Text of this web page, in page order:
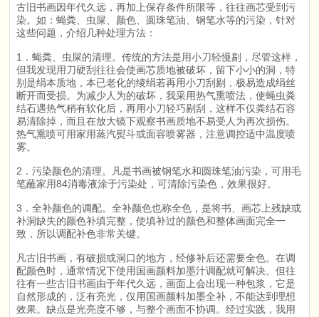
古旧书画因年代久远，再加上保存条件所限等，往往画芯受到污
染。如：蝇粪、虫屎、颜色、圆珠笔油、钢笔水等的污染，针对
这些问题，介绍几种处理方法：
1．蝇粪、虫屎的清理。传统的方法是用小刀轻慢剔，尽管这样，
但我发现用刀硬刮往往会使画芯质地被破坏，留下小小的洞，特
别是绢本质地，本已老化的绫绢若再用小刀刮剔，极易造成绢丝
断开而受损。为减少人为的破坏，我采用热气熏喷法，使蝇虫粪
结石遇热气稍有软化后，再用小刀轻巧剔刮，这样不仅粪结石容
易清除掉，而且在放大镜下观察书画质地不易受人为再次损伤。
热气熏喷可用家用蒸汽熨斗或面容喷雾器，注意调控适中温度喷
雾。
2．污染颜色的清理。凡是书画被钢笔水和圆珠笔油污染，可用毛
笔蘸家用84消毒液涂于污染处，可清除污染色，效果很好。
3．全补颜色的调配。全补颜色也称全色，是将书、画芯上残缺或
补洞缺失的颜色补填完整，使填补过的颜色和整体画面完全一
致，所以调配补色非常关键。
凡古旧书画，有破损或洞口的地方，经修补后还需要全色。在调
配颜色时，通常情况下使用国画颜料加墨汁调配就可解决。但往
往有一些古旧书画由于年代久远，画面上会出现一种包浆，它是
自然形成的，泛有亮光，仅用国画颜料加墨全补，不能达到理想
效果。缺点是光亮度不够，与整个画面不协调。经过实践，我用